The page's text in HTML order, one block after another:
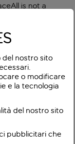
is not a
nostro sito
o modificare
e la tecnologia
del nostro sito
pubblicitari che